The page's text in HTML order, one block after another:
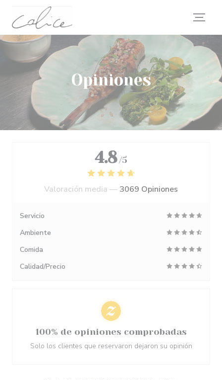
Personalización de sus opciones de cookies
Opiniones
4.8 /5
Valoración media — 3069 Opiniones
Servicio
Ambiente
Comida
Calidad/Precio
100% de opiniones comprobadas
Solo los clientes que reservaron dejaron su opinión